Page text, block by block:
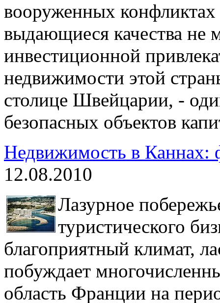
вооруженных конфликтах
выдающиеся качества не
инвестиционной
недвижимости этой
столице Швейцарии, -
безопасных объектов
Недвижимость в Каннах:
12.08.2010
Лазурное
туристического
благоприятный климат,
побуждает
область Франции на